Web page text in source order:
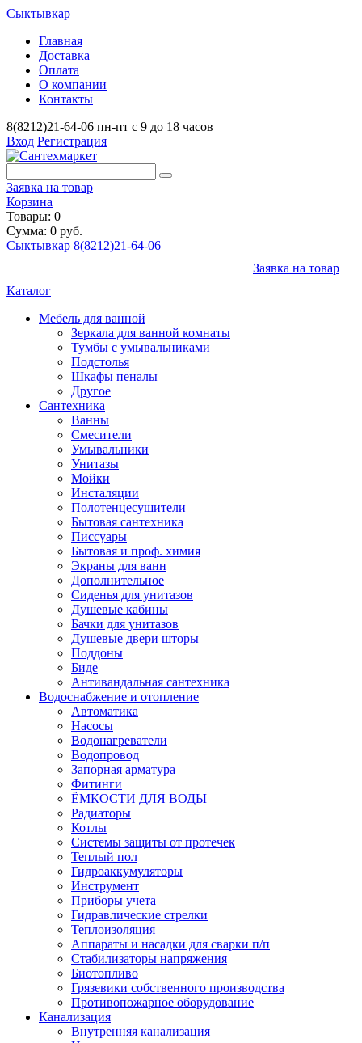
Сыктывкар
Главная
Доставка
Оплата
О компании
Контакты
8(8212)21-64-06 пн-пт с 9 до 18 часов
Вход Регистрация
Заявка на товар
Корзина
Товары: 0
Сумма: 0 руб.
Сыктывкар 8(8212)21-64-06
Заявка на товар
Каталог
Мебель для ванной
Зеркала для ванной комнаты
Тумбы с умывальниками
Подстолья
Шкафы пеналы
Другое
Сантехника
Ванны
Смесители
Умывальники
Унитазы
Мойки
Инсталяции
Полотенцесушители
Бытовая сантехника
Писсуары
Бытовая и проф. химия
Экраны для ванн
Дополнительное
Сиденья для унитазов
Душевые кабины
Бачки для унитазов
Душевые двери шторы
Поддоны
Биде
Антивандальная сантехника
Водоснабжение и отопление
Автоматика
Насосы
Водонагреватели
Водопровод
Запорная арматура
Фитинги
ЁМКОСТИ ДЛЯ ВОДЫ
Радиаторы
Котлы
Системы защиты от протечек
Теплый пол
Гидроаккумуляторы
Инструмент
Приборы учета
Гидравлические стрелки
Теплоизоляция
Аппараты и насадки для сварки п/п
Стабилизаторы напряжения
Биотопливо
Грязевики собственного производства
Противопожарное оборудование
Канализация
Внутренняя канализация